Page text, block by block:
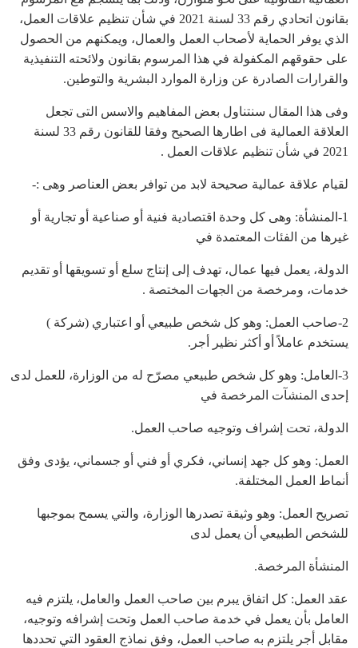
بقانون اتحادي رقم 33 لسنة 2021 في شأن تنظيم علاقات العمل،
الذي يوفر الحماية لأصحاب العمل والعمال، ويمكنهم من الحصول
على حقوقهم المكفولة في هذا المرسوم بقانون ولائحته التنفيذية
والقرارات الصادرة عن وزارة الموارد البشرية والتوطين.
وفى هذا المقال سنتناول بعض المفاهيم والاسس التى تجعل
العلاقة العمالية فى اطارها الصحيح وفقا للقانون رقم 33 لسنة
2021 في شأن تنظيم علاقات العمل .
لقيام علاقة عمالية صحيحة لابد من توافر بعض العناصر وهى :-
1-المنشأة: وهى كل وحدة اقتصادية فنية أو صناعية أو تجارية أو
غيرها من الفئات المعتمدة في
الدولة، يعمل فيها عمال، تهدف إلى إنتاج سلع أو تسويقها أو تقديم
خدمات، ومرخصة من الجهات المختصة .
2-صاحب العمل: وهو كل شخص طبيعي أو اعتباري (شركة )
يستخدم عاملاً أو أكثر نظير أجر.
3-العامل: وهو كل شخص طبيعي مصرّح له من الوزارة، للعمل لدى
إحدى المنشآت المرخصة في
الدولة، تحت إشراف وتوجيه صاحب العمل.
العمل: وهو كل جهد إنساني، فكري أو فني أو جسماني، يؤدى وفق
أنماط العمل المختلفة.
تصريح العمل: وهو وثيقة تصدرها الوزارة، والتي يسمح بموجبها
للشخص الطبيعي أن يعمل لدى
المنشأة المرخصة.
عقد العمل: كل اتفاق يبرم بين صاحب العمل والعامل، يلتزم فيه
العامل بأن يعمل في خدمة صاحب العمل وتحت إشرافه وتوجيه،
مقابل أجر يلتزم به صاحب العمل، وفق نماذج العقود التي تحددها